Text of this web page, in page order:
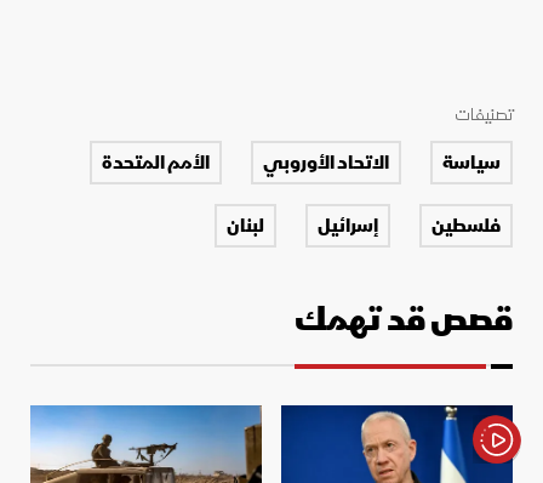
تصنيفات
سياسة الاتحاد الأوروبي
الأمم المتحدة
فلسطين
إسرائيل لبنان
قصص قد تهمك